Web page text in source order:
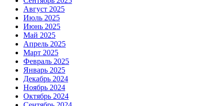
Август 2025
Июль 2025
Июнь 2025
Май 2025
Апрель 2025
Март 2025
Февраль 2025
Январь 2025
Декабрь 2024
Ноябрь 2024
Октябрь 2024